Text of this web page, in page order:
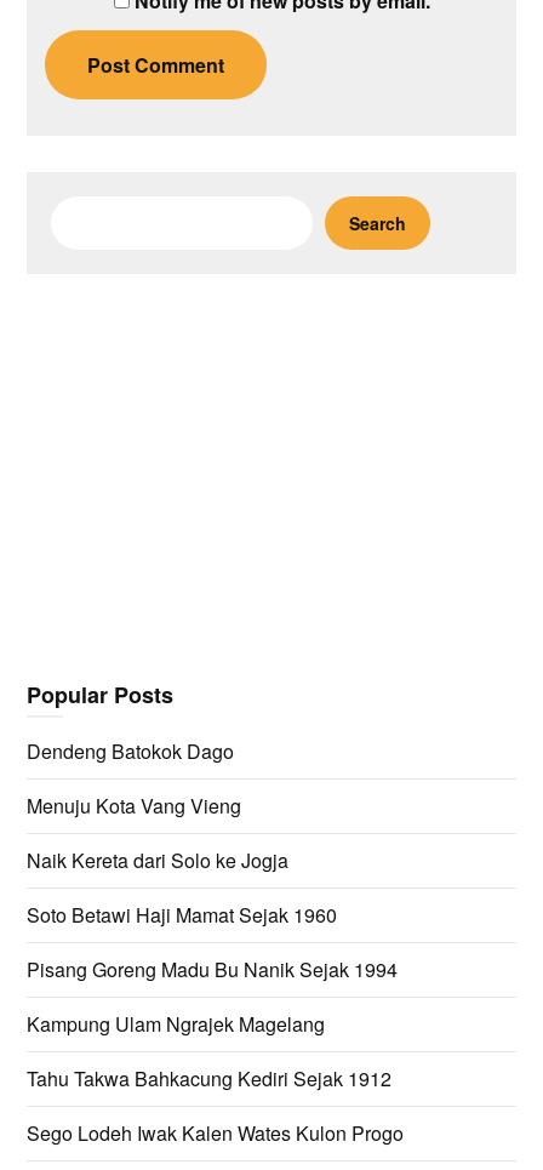
Search
Popular Posts
Dendeng Batokok Dago
Menuju Kota Vang Vieng
Naik Kereta dari Solo ke Jogja
Soto Betawi Haji Mamat Sejak 1960
Pisang Goreng Madu Bu Nanik Sejak 1994
Kampung Ulam Ngrajek Magelang
Tahu Takwa Bahkacung Kediri Sejak 1912
Sego Lodeh Iwak Kalen Wates Kulon Progo